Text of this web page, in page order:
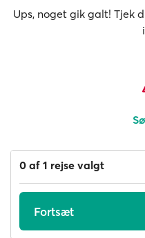
Ups, noget gik galt! Tjek
0 af 1 rejse valgt
Fortsæt